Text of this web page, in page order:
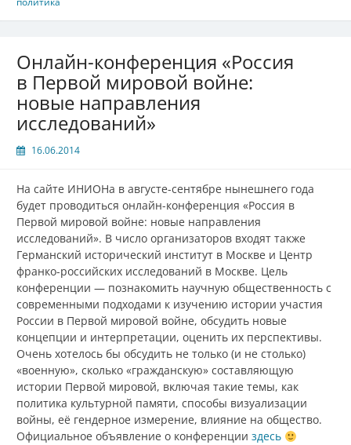
Онлайн-конференция «Россия
в Первой мировой войне:
новые направления
исследований»
16.06.2014
На сайте ИНИОНа в августе-сентябре нынешнего года
будет проводиться онлайн-конференция «Россия в
Первой мировой войне: новые направления
исследований». В число организаторов входят также
Германский исторический институт в Москве и Центр
франко-российских исследований в Москве. Цель
конференции — познакомить научную общественность с
современными подходами к изучению истории участия
России в Первой мировой войне, обсудить новые
концепции и интерпретации, оценить их перспективы.
Очень хотелось бы обсудить не только (и не столько)
«военную», сколько «гражданскую» составляющую
истории Первой мировой, включая такие темы, как
политика культурной памяти, способы визуализации
войны, её гендерное измерение, влияние на общество.
Официальное объявление о конференции здесь